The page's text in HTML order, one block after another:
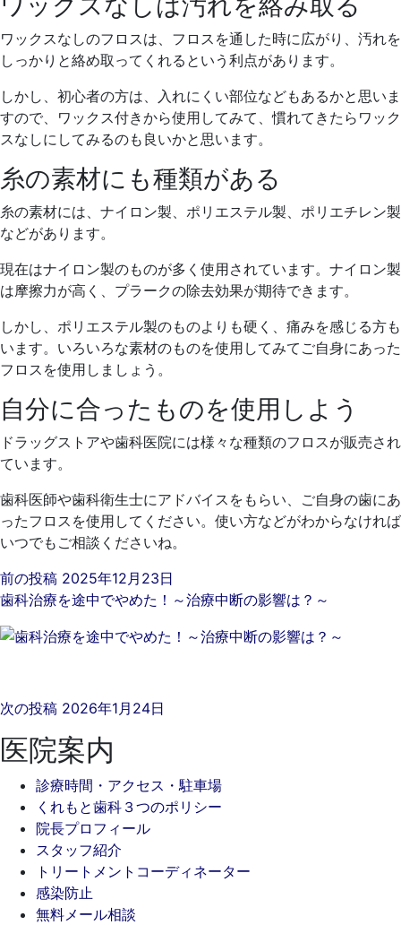
ワックスなしのフロスは、フロスを通した時に広がり、汚れを
しっかりと絡め取ってくれるという利点があります。
しかし、初心者の方は、入れにくい部位などもあるかと思いま
すので、ワックス付きから使用してみて、慣れてきたらワック
スなしにしてみるのも良いかと思います。
糸の素材にも種類がある
糸の素材には、ナイロン製、ポリエステル製、ポリエチレン製
などがあります。
現在はナイロン製のものが多く使用されています。ナイロン製
は摩擦力が高く、プラークの除去効果が期待できます。
しかし、ポリエステル製のものよりも硬く、痛みを感じる方も
います。いろいろな素材のものを使用してみてご自身にあった
フロスを使用しましょう。
自分に合ったものを使用しよう
ドラッグストアや歯科医院には様々な種類のフロスが販売され
ています。
歯科医師や歯科衛生士にアドバイスをもらい、ご自身の歯にあ
ったフロスを使用してください。使い方などがわからなければ
いつでもご相談くださいね。
前の投稿 2025年12月23日
歯科治療を途中でやめた！～治療中断の影響は？～
次の投稿 2026年1月24日
医院案内
診療時間・アクセス・駐車場
くれもと歯科３つのポリシー
院長プロフィール
スタッフ紹介
トリートメントコーディネーター
感染防止
無料メール相談